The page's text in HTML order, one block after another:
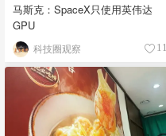
马斯克：SpaceX只使用英伟达
GPU
科技圈观察 11